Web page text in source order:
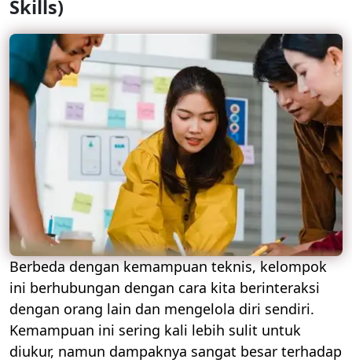
Skills)
Berbeda dengan kemampuan teknis, kelompok
ini berhubungan dengan cara kita berinteraksi
dengan orang lain dan mengelola diri sendiri.
Kemampuan ini sering kali lebih sulit untuk
diukur, namun dampaknya sangat besar terhadap